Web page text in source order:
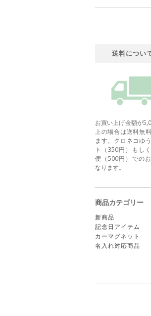
送料につい
お買い上げ金額が
上の場合は送料無
ます。クロネコゆ
ト（350円）もし
便（500円）での
なります。
商品カテゴリー
新商品
記念日アイテム
カーマグネット
名入れ対応商品